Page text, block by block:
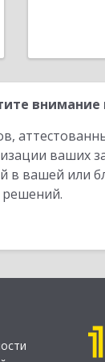
внимание
ваших
вашей или